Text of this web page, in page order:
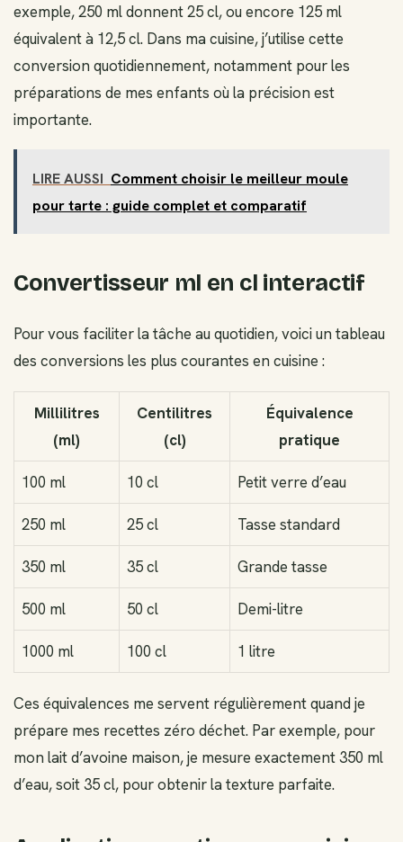
exemple, 250 ml donnent 25 cl, ou encore 125 ml
équivalent à 12,5 cl. Dans ma cuisine, j’utilise cette
conversion quotidiennement, notamment pour les
préparations de mes enfants où la précision est
importante.
LIRE AUSSI Comment choisir le meilleur moule
pour tarte : guide complet et comparatif
Convertisseur ml en cl interactif
Pour vous faciliter la tâche au quotidien, voici un tableau
des conversions les plus courantes en cuisine :
Millilitres
(ml)
Centilitres
(cl)
Équivalence
pratique
100 ml 10 cl Petit verre d’eau
250 ml 25 cl Tasse standard
350 ml 35 cl Grande tasse
500 ml 50 cl Demi-litre
1000 ml 100 cl 1 litre
Ces équivalences me servent régulièrement quand je
prépare mes recettes zéro déchet. Par exemple, pour
mon lait d’avoine maison, je mesure exactement 350 ml
d’eau, soit 35 cl, pour obtenir la texture parfaite.